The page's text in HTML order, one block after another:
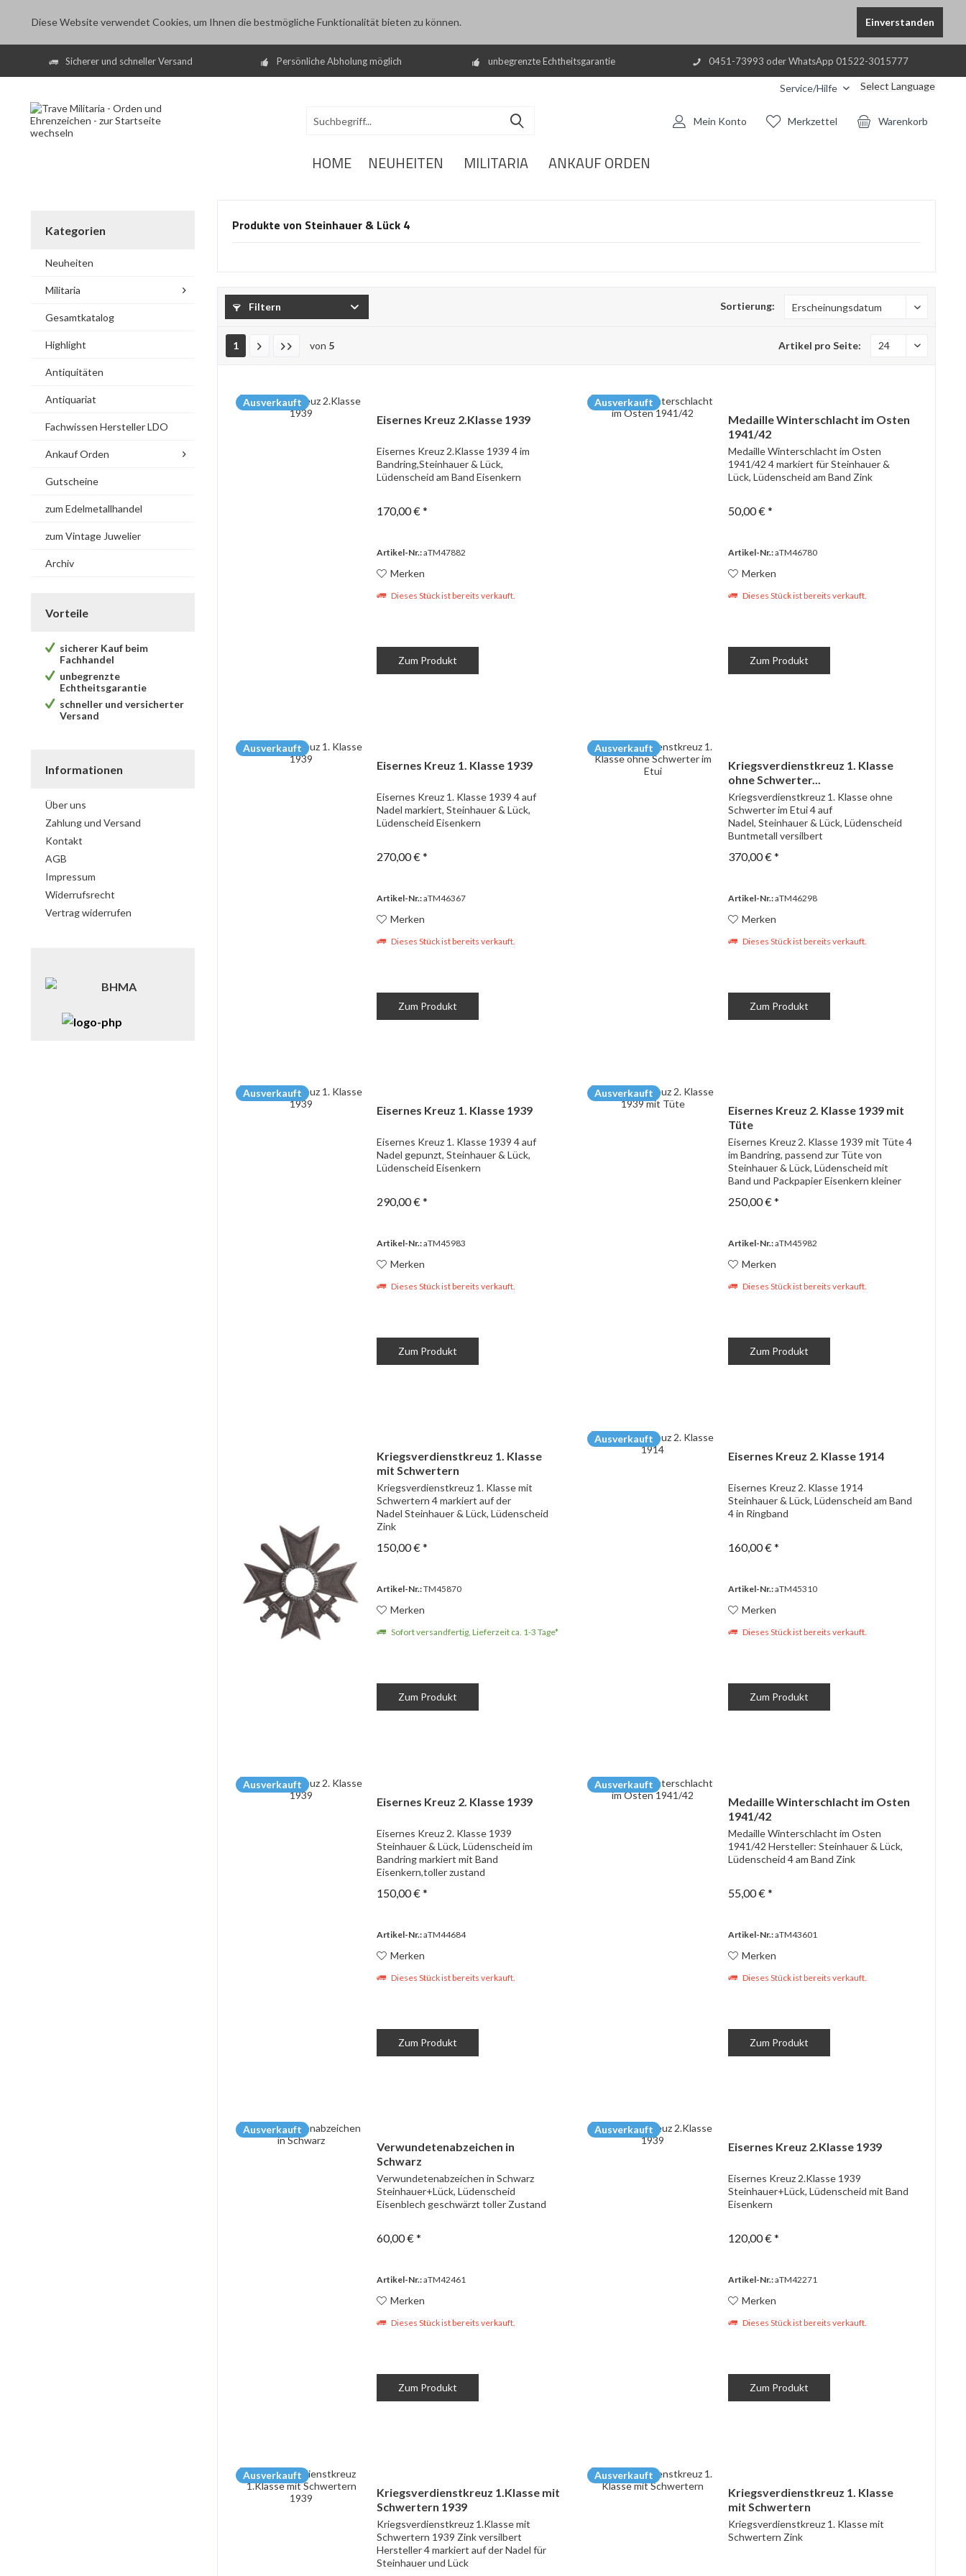
Diese Website verwendet Cookies, um Ihnen die bestmögliche Funktionalität bieten zu können. Einverstanden
Sicherer und schneller Versand Persönliche Abholung möglich unbegrenzte Echtheitsgarantie 0451-73993 oder WhatsApp 01522-3015777
Service/Hilfe Select Language
Warenkorb
Merkzettel
Mein Konto
HOME NEUHEITEN MILITARIA ANKAUF ORDEN
Kategorien
Neuheiten
Militaria
Gesamtkatalog
Highlight
Antiquitäten
Antiquariat
Fachwissen Hersteller LDO
Ankauf Orden
Gutscheine
zum Edelmetallhandel
zum Vintage Juwelier
Archiv
Vorteile
sicherer Kauf beim
Fachhandel
unbegrenzte
Echtheitsgarantie
schneller und versicherter
Versand
Informationen
Über uns
Zahlung und Versand
Kontakt
AGB
Impressum
Widerrufsrecht
Vertrag widerrufen
Produkte von Steinhauer & Lück 4
Filtern Sortierung:
1 von 5 Artikel pro Seite:
Ausverkauft
Eisernes Kreuz 2.Klasse 1939
Eisernes Kreuz 2.Klasse 1939 4 im
Bandring,Steinhauer & Lück,
Lüdenscheid am Band Eisenkern
170,00 € *
Artikel-Nr.:aTM47882
Merken
Dieses Stück ist bereits verkauft.
Zum Produkt
Ausverkauft
Medaille Winterschlacht im Osten
1941/42
Medaille Winterschlacht im Osten
1941/42 4 markiert für Steinhauer &
Lück, Lüdenscheid am Band Zink
50,00 € *
Artikel-Nr.:aTM46780
Merken
Dieses Stück ist bereits verkauft.
Zum Produkt
Ausverkauft
Eisernes Kreuz 1. Klasse 1939
Eisernes Kreuz 1. Klasse 1939 4 auf
Nadel markiert, Steinhauer & Lück,
Lüdenscheid Eisenkern
270,00 € *
Artikel-Nr.:aTM46367
Merken
Dieses Stück ist bereits verkauft.
Zum Produkt
Ausverkauft
Kriegsverdienstkreuz 1. Klasse
ohne Schwerter...
Kriegsverdienstkreuz 1. Klasse ohne
Schwerter im Etui 4 auf
Nadel, Steinhauer & Lück, Lüdenscheid
Buntmetall versilbert
370,00 € *
Artikel-Nr.:aTM46298
Merken
Dieses Stück ist bereits verkauft.
Zum Produkt
Ausverkauft
Eisernes Kreuz 1. Klasse 1939
Eisernes Kreuz 1. Klasse 1939 4 auf
Nadel gepunzt, Steinhauer & Lück,
Lüdenscheid Eisenkern
290,00 € *
Artikel-Nr.:aTM45983
Merken
Dieses Stück ist bereits verkauft.
Zum Produkt
Ausverkauft
Eisernes Kreuz 2. Klasse 1939 mit
Tüte
Eisernes Kreuz 2. Klasse 1939 mit Tüte 4
im Bandring, passend zur Tüte von
Steinhauer & Lück, Lüdenscheid mit
Band und Packpapier Eisenkern kleiner
250,00 € *
Artikel-Nr.:aTM45982
Merken
Dieses Stück ist bereits verkauft.
Zum Produkt
Kriegsverdienstkreuz 1. Klasse
mit Schwertern
Kriegsverdienstkreuz 1. Klasse mit
Schwertern 4 markiert auf der
Nadel Steinhauer & Lück, Lüdenscheid
Zink
150,00 € *
Artikel-Nr.:TM45870
Merken
Sofort versandfertig, Lieferzeit ca. 1-3 Tage*
Zum Produkt
Ausverkauft
Eisernes Kreuz 2. Klasse 1914
Eisernes Kreuz 2. Klasse 1914
Steinhauer & Lück, Lüdenscheid am Band
4 in Ringband
160,00 € *
Artikel-Nr.:aTM45310
Merken
Dieses Stück ist bereits verkauft.
Zum Produkt
Ausverkauft
Eisernes Kreuz 2. Klasse 1939
Eisernes Kreuz 2. Klasse 1939
Steinhauer & Lück, Lüdenscheid im
Bandring markiert mit Band
Eisenkern,toller zustand
150,00 € *
Artikel-Nr.:aTM44684
Merken
Dieses Stück ist bereits verkauft.
Zum Produkt
Ausverkauft
Medaille Winterschlacht im Osten
1941/42
Medaille Winterschlacht im Osten
1941/42 Hersteller: Steinhauer & Lück,
Lüdenscheid 4 am Band Zink
55,00 € *
Artikel-Nr.:aTM43601
Merken
Dieses Stück ist bereits verkauft.
Zum Produkt
Ausverkauft
Verwundetenabzeichen in
Schwarz
Verwundetenabzeichen in Schwarz
Steinhauer+Lück, Lüdenscheid
Eisenblech geschwärzt toller Zustand
60,00 € *
Artikel-Nr.:aTM42461
Merken
Dieses Stück ist bereits verkauft.
Zum Produkt
Ausverkauft
Eisernes Kreuz 2.Klasse 1939
Eisernes Kreuz 2.Klasse 1939
Steinhauer+Lück, Lüdenscheid mit Band
Eisenkern
120,00 € *
Artikel-Nr.:aTM42271
Merken
Dieses Stück ist bereits verkauft.
Zum Produkt
Ausverkauft
Kriegsverdienstkreuz 1.Klasse mit
Schwertern 1939
Kriegsverdienstkreuz 1.Klasse mit
Schwertern 1939 Zink versilbert
Hersteller 4 markiert auf der Nadel für
Steinhauer und Lück
Ausverkauft
Kriegsverdienstkreuz 1. Klasse
mit Schwertern
Kriegsverdienstkreuz 1. Klasse mit
Schwertern Zink